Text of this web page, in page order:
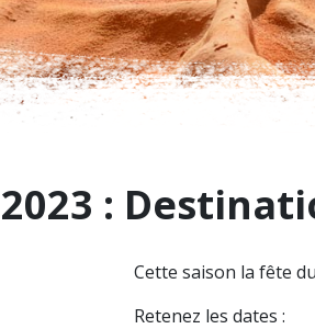
:
Cette saison la fête
Retenez les dates :